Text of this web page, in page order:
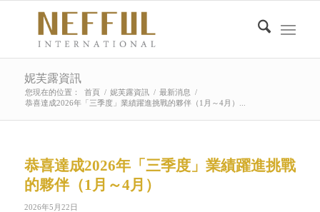
妮芙露資訊
您現在的位置： 首頁 / 妮芙露資訊 / 最新消息
/
恭喜達成2026年「三季度」業績躍進挑戰的夥伴（1月～4月）...
恭喜達成2026年「三季度」業績躍進挑戰
的夥伴（1月～4月）
2026年5月22日